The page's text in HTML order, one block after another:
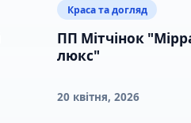
Краса та догляд
ПП Мітчінок
люкс"
20 квітня, 2026